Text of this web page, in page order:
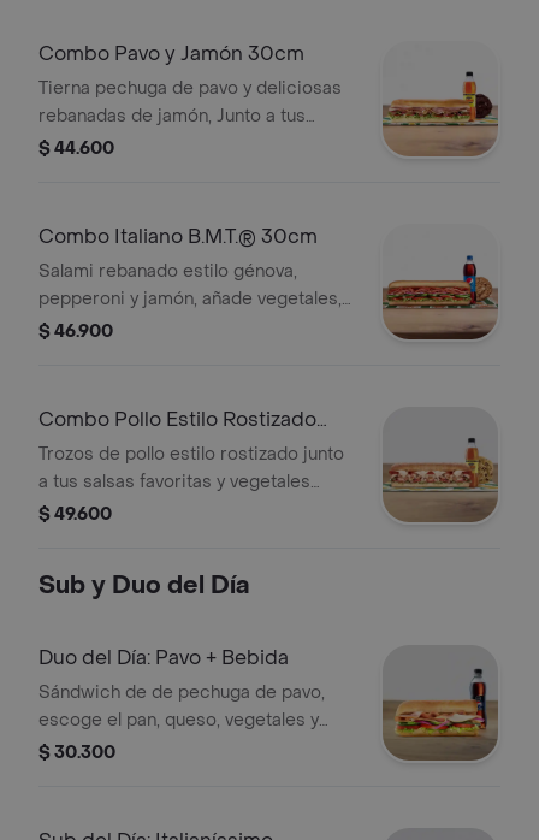
Combo Pavo y Jamón 30cm
Tierna pechuga de pavo y deliciosas
rebanadas de jamón, Junto a tus
vegetales y salsas preferidas. Llévalo
$ 44.600
Combo Italiano B.M.T.® 30cm
Salami rebanado estilo génova,
pepperoni y jamón, añade vegetales,
tu queso favorito y salsas. Llévalo
$ 46.900
Combo Pollo Estilo Rostizado
Footlong
Trozos de pollo estilo rostizado junto
a tus salsas favoritas y vegetales
frescos. Llévalo combo con bebida
$ 49.600
Sub y Duo del Día
Duo del Día: Pavo + Bebida
Sándwich de de pechuga de pavo,
escoge el pan, queso, vegetales y
salsas que prefieras. Acompañado de
$ 30.300